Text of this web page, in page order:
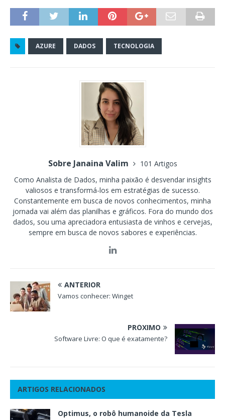
AZURE DADOS TECNOLOGIA
Sobre Janaina Valim
101 Artigos
Como Analista de Dados, minha paixão é desvendar insights
valiosos e transformá-los em estratégias de sucesso.
Constantemente em busca de novos conhecimentos, minha
jornada vai além das planilhas e gráficos. Fora do mundo dos
dados, sou uma apreciadora entusiasta de vinhos e cervejas,
sempre em busca de novos sabores e experiências.
ANTERIOR
Vamos conhecer: Winget
PRÓXIMO
Software Livre: O que é exatamente?
ARTIGOS RELACIONADOS
Optimus, o robô humanoide da Tesla